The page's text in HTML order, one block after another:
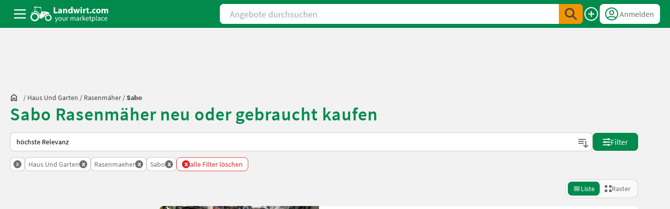
Angebote durchsuchen
Anmelden
/ Haus Und Garten / Rasenmäher /Sabo
Sabo Rasenmäher neu oder gebraucht kaufen
So wird auf Landwirt.com sortiert
Filter
x Haus Und Garten x Rasenmaeher x Sabo x x alle Filter löschen
Liste Raster